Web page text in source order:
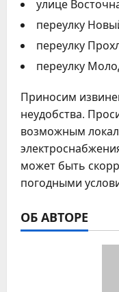
улице
переулку
переулку
переулку
Приносим
неудобства.
возможным
может быть
погодными
ОБ АВТОРЕ